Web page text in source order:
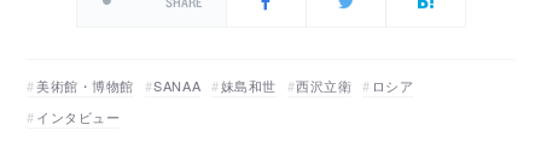
美術館・博物館 SANAA 妹島和世 西沢立衛
ロシア
インタビュー